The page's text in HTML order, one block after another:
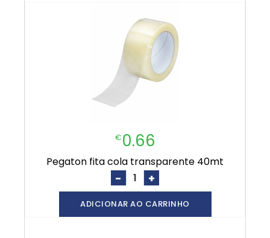
€0.66
pegaton fita cola transparente 40mt
- +
ADICIONAR AO CARRINHO